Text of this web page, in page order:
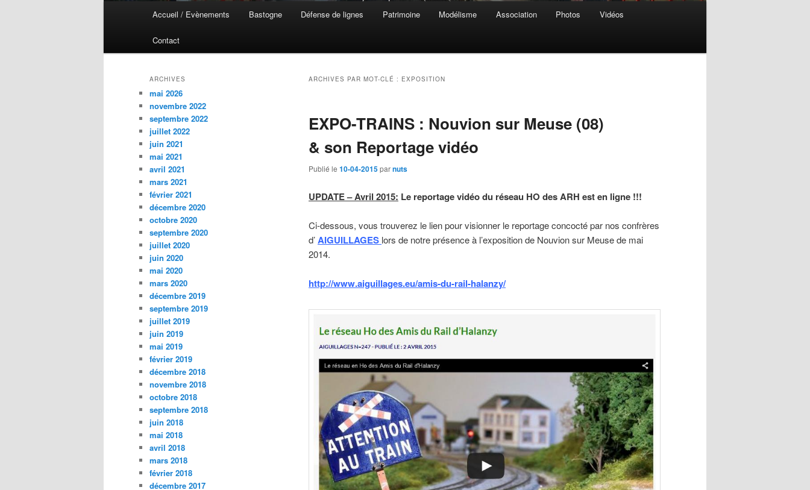
Aller
au
contenu
principal
Aller
au
contenu
secondaire
Accueil / Evènements Bastogne Défense de lignes Patrimoine Modélisme Association Photos Vidéos
Contact
ARCHIVES PAR MOT-CLÉ : EXPOSITION
EXPO-TRAINS : Nouvion sur Meuse (08)
& son Reportage vidéo
Publié le 10-04-2015parnuts
UPDATE – Avril 2015: Le reportage vidéo du réseau HO des ARH est en ligne !!!
Ci-dessous, vous trouverez le lien pour visionner le reportage concocté par nos confrères
d’AIGUILLAGES lors de notre présence à l’exposition de Nouvion sur Meuse de mai
2014.
http://www.aiguillages.eu/amis-du-rail-halanzy/
ARCHIVES
mai 2026
novembre 2022
septembre 2022
juillet 2022
juin 2021
mai 2021
avril 2021
mars 2021
février 2021
décembre 2020
octobre 2020
septembre 2020
juillet 2020
juin 2020
mai 2020
mars 2020
décembre 2019
septembre 2019
juillet 2019
juin 2019
mai 2019
février 2019
décembre 2018
novembre 2018
octobre 2018
septembre 2018
juin 2018
mai 2018
avril 2018
mars 2018
février 2018
décembre 2017